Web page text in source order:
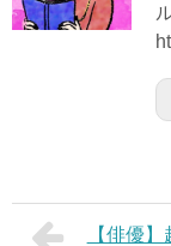
【俳優】